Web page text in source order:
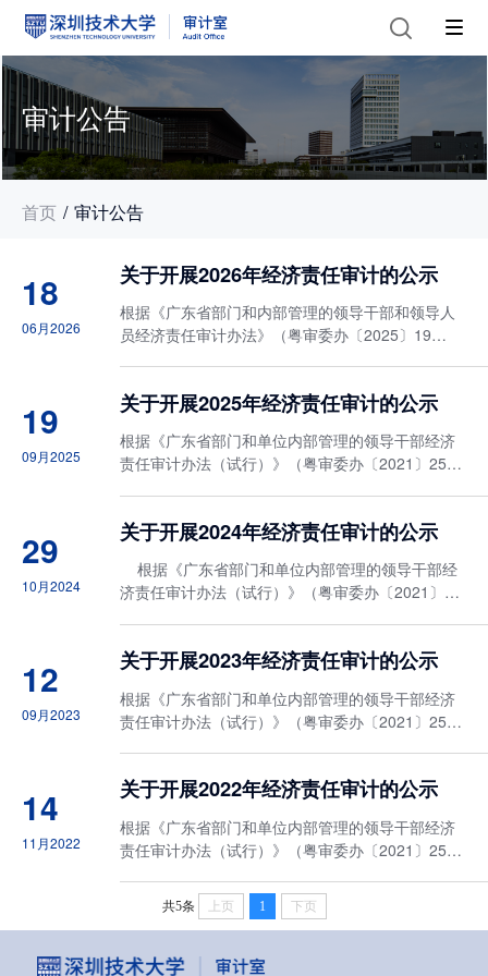
首页 审计公告
审计公告
18
06月2026
关于开展2026年经济责任审计的公示
根据《广东省部门和内部管理的领导干部和领导人
员经济责任审计办法》（粤审委办〔2025〕19
工作计划，审计室自2026年4月...
19
09月2025
关于开展2025年经济责任审计的公示
​根据《广东省部门和单位内部管理的领导干部经济
责任审计办法（试行）》（粤审委办〔2021〕25
批准，按照校党委组织部...
29
10月2024
关于开展2024年经济责任审计的公示
根据《广东省部门和单位内部管理的领导干部经
济责任审计办法（试行）》（粤审委办〔2021〕25
批准，按照校党委组织...
12
09月2023
关于开展2023年经济责任审计的公示
根据《广东省部门和单位内部管理的领导干部经济
责任审计办法（试行）》（粤审委办〔2021〕25
批准，按照校党委组织部《...
14
11月2022
关于开展2022年经济责任审计的公示
根据《广东省部门和单位内部管理的领导干部经济
责任审计办法（试行）》（粤审委办〔2021〕25
（深技大发〔2021〕37号）的有关规定，经校领导
批准，按照校党委组织部《...
共5条 上页 1 下页